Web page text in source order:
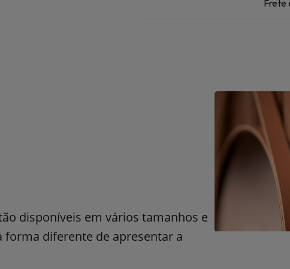
Frete
disponíveis em vários tamanhos e
forma diferente de apresentar a